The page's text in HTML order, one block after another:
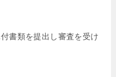
書類を提出し審査を受け